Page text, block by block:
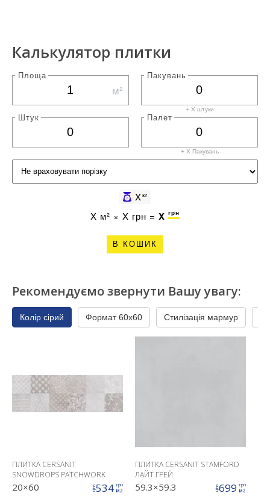
Калькулятор плитки
Площа
м²
Пакувань
+ X штуки
Штук Палет
+ X Пакувань
Xкг
X м² × X грн = X грн
В КОШИК
Рекомендуємо звернути Вашу увагу:
Колір сірий Формат 60x60 Стилізація мармур
ПЛИТКА CERSANIT
SNOWDROPS PATCHWORK
СТІНА
20×60 ціна534 грн
м2
ПЛИТКА CERSANIT STAMFORD
ЛАЙТ ГРЕЙ
59.3×59.3 ціна699 грн
м2